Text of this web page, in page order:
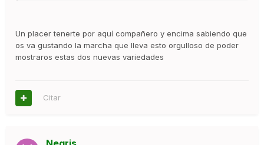
Un placer tenerte por aquí compañero y encima sabiendo que
os va gustando la marcha que lleva esto orgulloso de poder
mostraros estas dos nuevas variedades
Citar